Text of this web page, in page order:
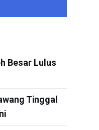
Besar Lulus
Tinggal